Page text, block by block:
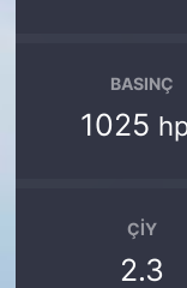
BASINÇ
1025
ÇIY
2.3